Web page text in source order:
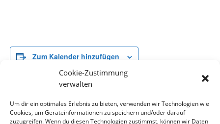
Cookie-Zustimmung
verwalten
Um dir ein optimales Erlebnis zu bieten, verwenden wir Technologien wie
Cookies, um Geräteinformationen zu speichern und/oder darauf
zuzugreifen. Wenn du diesen Technologien zustimmst, können wir Daten
Zum Kalender hinzufügen
Datum: